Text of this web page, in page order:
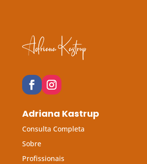
Adriana Kastrup
Consulta Completa
Sobre
Profissionais